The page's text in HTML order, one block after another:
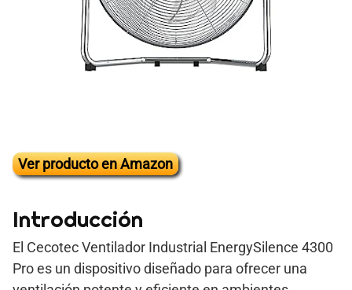
Ver producto en Amazon
Introducción
El Cecotec Ventilador Industrial EnergySilence 4300
Pro es un dispositivo diseñado para ofrecer una